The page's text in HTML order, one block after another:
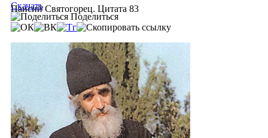
Паисий Святогорец. Цитата 83
Скачать
Поделиться